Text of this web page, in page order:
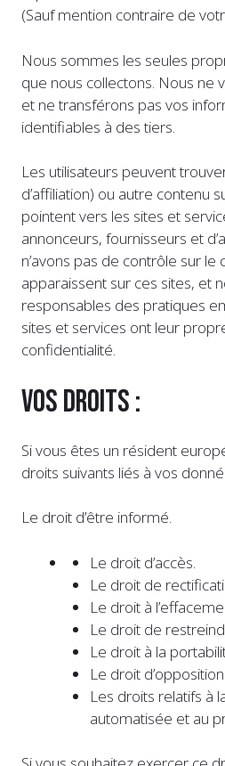
(Sauf mention contraire de
Nous sommes les seules
que nous collectons. Nous ne
et ne transférons pas vos
identifiables à des tiers.
Les utilisateurs peuvent
d’affiliation) ou autre contenu
pointent vers les sites et
annonceurs, fournisseurs et
n’avons pas de contrôle sur le
apparaissent sur ces sites, et
responsables des pratiques
sites et services ont leur
confidentialité.
Vos droits :
Si vous êtes un résident
droits suivants liés à vos
Le droit d’être informé.
Le droit d’accès.
Le droit de
Le droit à
Le droit de
Le droit à la
Le droit d’opposition
Les droits relatifs à
automatisée et au